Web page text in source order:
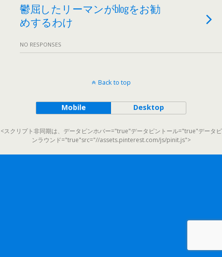
鬱屈したリーマンがblogをお勧
めするわけ
NO RESPONSES
Back to top
Mobile Desktop
<スクリプト非同期は、データピンホバー="true"データピントール="true"データピ
ンラウンド="true"src="//assets.pinterest.com/js/pinit.js">